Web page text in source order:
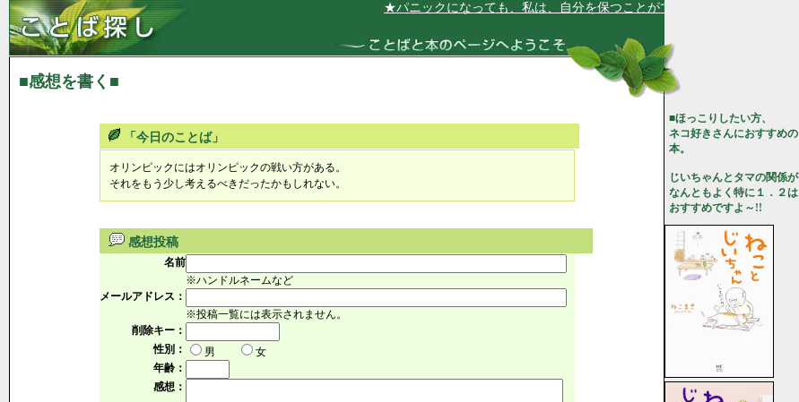
★パニックになっても、私は、自分を保つことができます★
■感想を書く■
「今日のことば」
オリンピックにはオリンピックの戦い方がある。
それをもう少し考えるべきだったかもしれない。
感想投稿
名前
※ハンドルネームなど
メールアドレス：
※投稿一覧には表示されません。
削除キー：
性別：
男
女
年齢：
感想：
■ほっこりしたい方、
ネコ好きさんにおすすめの
本。
じいちゃんとタマの関係が
なんともよく特に１．２は
おすすめですよ～!!